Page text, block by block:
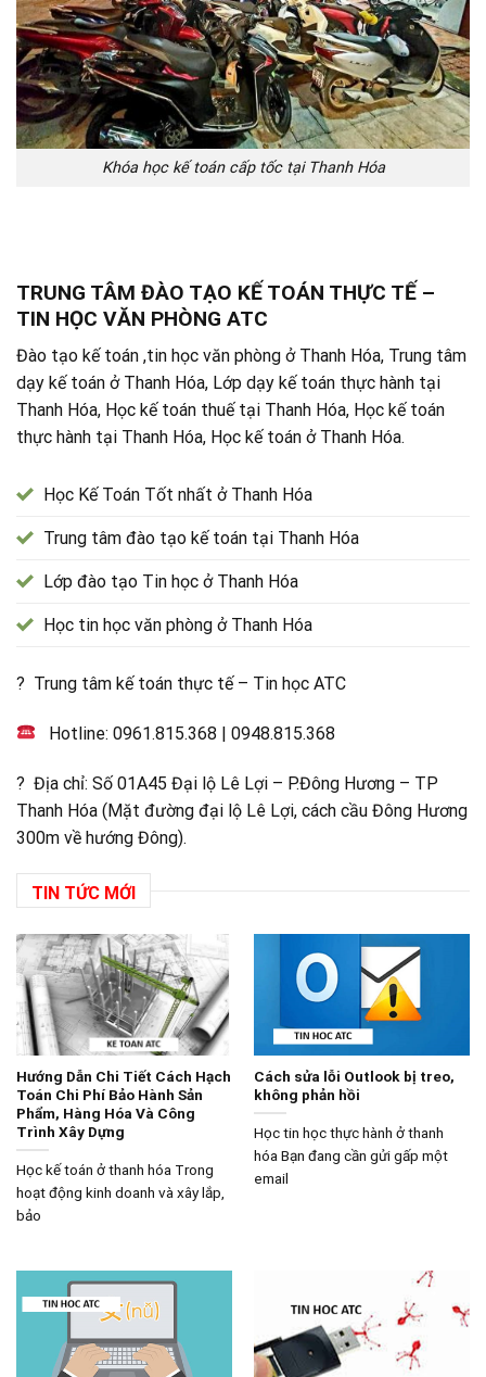
Khóa học kế toán cấp tốc tại Thanh Hóa
TRUNG TÂM ĐÀO TẠO KẾ TOÁN THỰC TẾ –
TIN HỌC VĂN PHÒNG ATC
Đào tạo kế toán ,tin học văn phòng ở Thanh Hóa, Trung tâm
dạy kế toán ở Thanh Hóa, Lớp dạy kế toán thực hành tại
Thanh Hóa, Học kế toán thuế tại Thanh Hóa, Học kế toán
thực hành tại Thanh Hóa, Học kế toán ở Thanh Hóa.
Học Kế Toán Tốt nhất ở Thanh Hóa
Trung tâm đào tạo kế toán tại Thanh Hóa
Lớp đào tạo Tin học ở Thanh Hóa
Học tin học văn phòng ở Thanh Hóa
? Trung tâm kế toán thực tế – Tin học ATC
Hotline:0961.815.368 |0948.815.368
? Địa chỉ: Số 01A45 Đại lộ Lê Lợi – P.Đông Hương – TP
Thanh Hóa (Mặt đường đại lộ Lê Lợi, cách cầu Đông Hương
300m về hướng Đông).
TIN TỨC MỚI
Hướng Dẫn Chi Tiết Cách Hạch
Toán Chi Phí Bảo Hành Sản
Phẩm, Hàng Hóa Và Công
Trình Xây Dựng
Học kế toán ở thanh hóa Trong
hoạt động kinh doanh và xây lắp,
bảo
Cách sửa lỗi Outlook bị treo,
không phản hồi
Học tin học thực hành ở thanh
hóa Bạn đang cần gửi gấp một
email